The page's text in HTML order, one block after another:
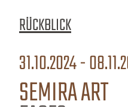
RÜCKBLICK
31.10.2024 -
SEMIRA ART